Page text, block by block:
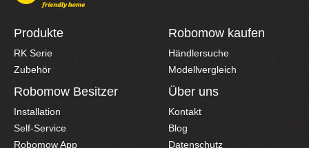
Produkte
RK Serie
Zubehör
Robomow kaufen
Händlersuche
Modellvergleich
Robomow Besitzer
Installation
Self-Service
Robomow App
Über uns
Kontakt
Blog
Datenschutz